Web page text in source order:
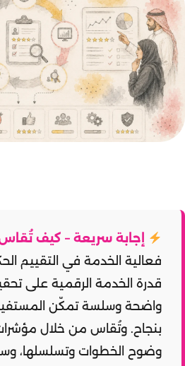
إجابة سريعة – كيف
فعالية الخدمة في التقييم
قدرة الخدمة الرقمية على
واضحة وسلسة تمكّن
بنجاح. وتُقاس من خلال
وضوح الخطوات وتسلسلها،